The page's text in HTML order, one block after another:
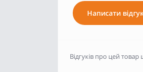
Написати
Відгуків про цей